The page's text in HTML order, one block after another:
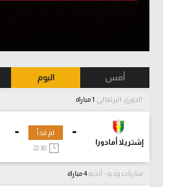
أمس اليوم
الدوري البرتغالي
-
إشتريلا أمادورا
-
لم تبدأ
22:30
مباريات ودية - أندية